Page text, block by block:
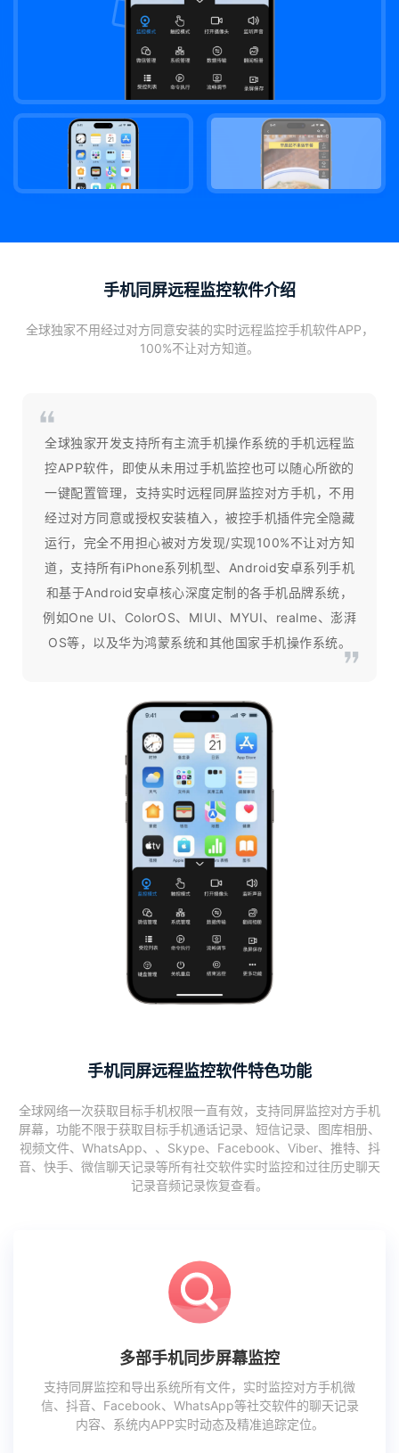
手机同屏远程监控软件介绍
全球独家不用经过对方同意安装的实时远程监控手机软件APP，
100%不让对方知道。
全球独家开发支持所有主流手机操作系统的手机远程监
控APP软件，即使从未用过手机监控也可以随心所欲的
一键配置管理，支持实时远程同屏监控对方手机，不用
经过对方同意或授权安装植入，被控手机插件完全隐藏
运行，完全不用担心被对方发现/实现100%不让对方知
道，支持所有iPhone系列机型、Android安卓系列手机
和基于Android安卓核心深度定制的各手机品牌系统，
例如One UI、ColorOS、MIUI、MYUI、realme、澎湃
OS等，以及华为鸿蒙系统和其他国家手机操作系统。
手机同屏远程监控软件特色功能
全球网络一次获取目标手机权限一直有效，支持同屏监控对方手机
屏幕，功能不限于获取目标手机通话记录、短信记录、图库相册、
视频文件、WhatsApp、、Skype、Facebook、Viber、推特、抖
音、快手、微信聊天记录等所有社交软件实时监控和过往历史聊天
记录音频记录恢复查看。
多部手机同步屏幕监控
支持同屏监控和导出系统所有文件，实时监控对方手机微
信、抖音、Facebook、WhatsApp等社交软件的聊天记录
内容、系统内APP实时动态及精准追踪定位。